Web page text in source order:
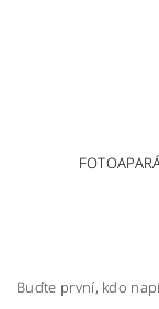
Buďte první, kdo